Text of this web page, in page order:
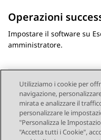
Operazioni
Impostare il software su
amministratore.
Send Feedback
Utilizziamo i cookie per
navigazione,
mirata e analizzare il
personalizzare le
"Personalizza le
"Accetta tutti i Cookie",